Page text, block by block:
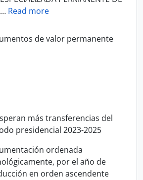
… Read more
de valor permanente
más transferencias del
presidencial 2023-2025
ordenada
por el año de
en orden ascendente